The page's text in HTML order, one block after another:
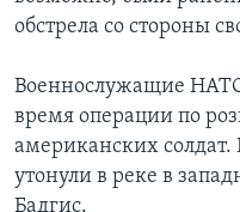
Языки
обстрела со стороны
Военнослужащие
время операции по
американских солдат.
утонули в реке в
Бадгис.